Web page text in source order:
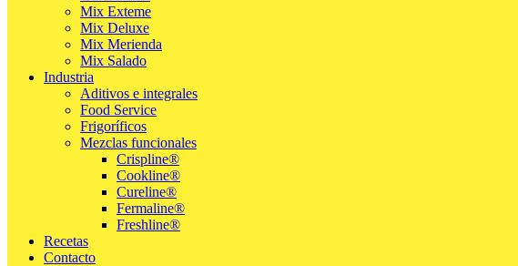
Mix Exteme
Mix Deluxe
Mix Merienda
Mix Salado
Industria
Aditivos e integrales
Food Service
Frigoríficos
Mezclas funcionales
Crispline®
Cookline®
Cureline®
Fermaline®
Freshline®
Recetas
Contacto